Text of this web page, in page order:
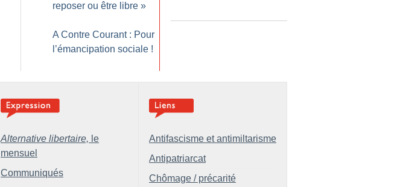
reposer ou être libre »
A Contre Courant : Pour
l’émancipation sociale !
Alternative libertaire, le
mensuel
Communiqués
Antifascisme et antimiltarisme
Antipatriarcat
Chômage / précarité